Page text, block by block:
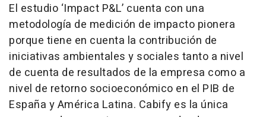
El estudio ‘Impact P&L’ cuenta con una
metodología de medición de impacto pionera
porque tiene en cuenta la contribución de
iniciativas ambientales y sociales tanto a nivel
de cuenta de resultados de la empresa como a
nivel de retorno socioeconómico en el PIB de
España y América Latina. Cabify es la única